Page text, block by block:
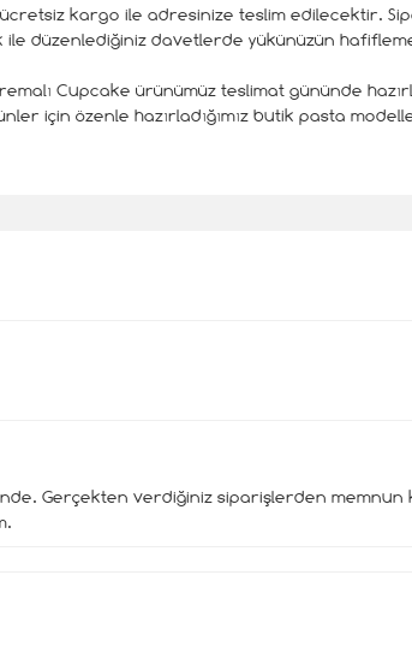
ücretsiz kargo ile adresinize teslim edilecektir.
düzenlediğiniz davetlerde yükünüzün
Cupcake ürünümüz teslimat gününde
için özenle hazırladığımız butik pasta
Gerçekten verdiğiniz siparişlerden memnun